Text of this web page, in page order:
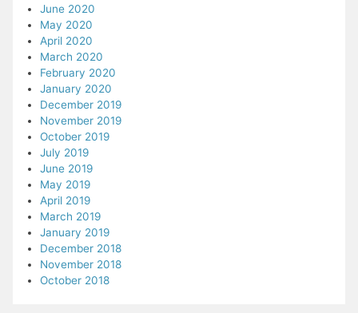
June 2020
May 2020
April 2020
March 2020
February 2020
January 2020
December 2019
November 2019
October 2019
July 2019
June 2019
May 2019
April 2019
March 2019
January 2019
December 2018
November 2018
October 2018